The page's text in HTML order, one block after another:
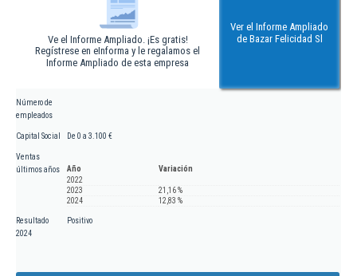
Ve el Informe Ampliado. ¡Es gratis!
Regístrese en eInforma y le regalamos el
Informe Ampliado de esta empresa
Ver el Informe Ampliado
de Bazar Felicidad Sl
Número de
empleados
Capital Social De 0 a 3.100 €
Ventas
últimos años
Año
Variación
2022
2023
21,16 %
2024
12,83 %
Resultado
2024
Positivo